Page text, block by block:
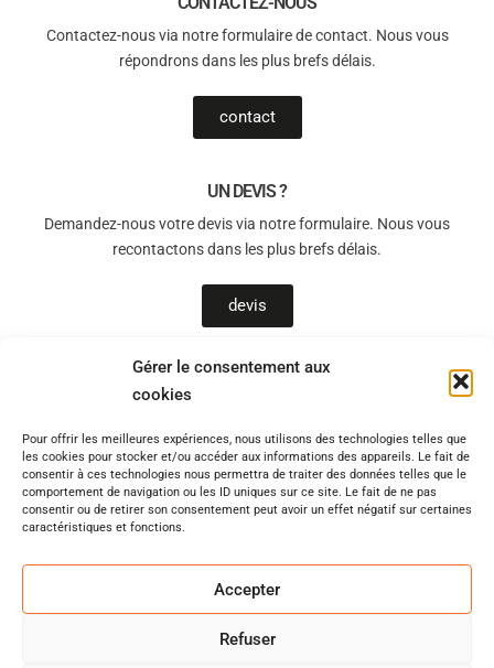
Gérer le consentement aux
cookies
Pour offrir les meilleures expériences, nous utilisons des technologies telles que
les cookies pour stocker et/ou accéder aux informations des appareils. Le fait de
consentir à ces technologies nous permettra de traiter des données telles que le
comportement de navigation ou les ID uniques sur ce site. Le fait de ne pas
consentir ou de retirer son consentement peut avoir un effet négatif sur certaines
caractéristiques et fonctions.
Accepter
Refuser
Contactez-nous via notre formulaire de contact. Nous vous
répondrons dans les plus brefs délais.
contact
UN DEVIS ?
Demandez-nous votre devis via notre formulaire. Nous vous
recontactons dans les plus brefs délais.
devis
T-Sols, un allié de choix pour le bien-être chez vous !
Vous souhaitez être accompagné(e) par des professionnels qualifiés
pour un chantier en toute sérénité ? Quel que soit l’avancement de
votre réflexion, disposez d’un accompagnement de qualité pour votre
projet d’isolation, de plancher chauffant, de chape, de pompe à
votre projet. Déjà plus de 1000 de réalisations effectuées en Ile de
France et en région Centre, pourquoi pas vous ?